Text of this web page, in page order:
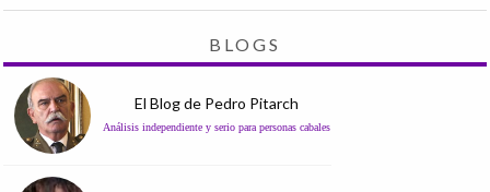
BLOGS
El Blog de Pedro Pitarch
Análisis independiente y serio para personas cabales